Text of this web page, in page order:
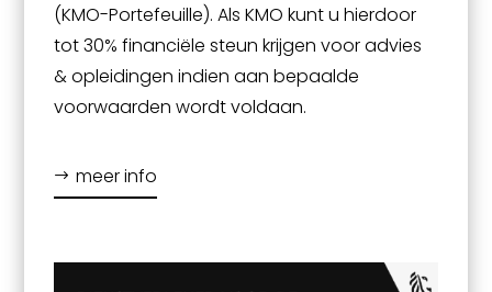
(KMO-Portefeuille). Als KMO kunt u hierdoor
tot 30% financiële steun krijgen voor advies
& opleidingen indien aan bepaalde
voorwaarden wordt voldaan.
meer info